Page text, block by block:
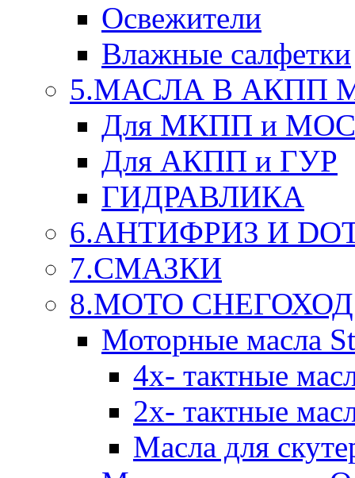
Освежители
Влажные салфетки
5.МАСЛА В АКПП
Для МКПП и
Для АКПП и ГУР
ГИДРАВЛИКА
6.АНТИФРИЗ И
7.СМАЗКИ
8.МОТО
Моторные масла
4х- тактные
2х- тактные
Масла для